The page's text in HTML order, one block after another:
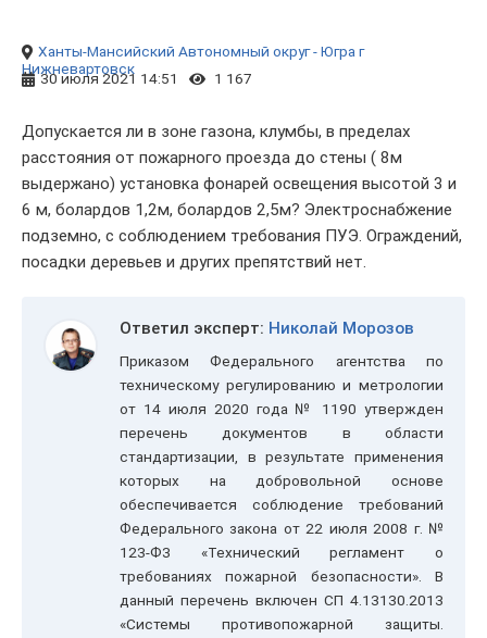
Ханты-Мансийский Автономный округ - Югра г
Нижневартовск
30 июля 2021 14:51 1 167
Допускается ли в зоне газона, клумбы, в пределах
расстояния от пожарного проезда до стены ( 8м
выдержано) установка фонарей освещения высотой 3 и
6 м, болардов 1,2м, болардов 2,5м? Электроснабжение
подземно, с соблюдением требования ПУЭ. Ограждений,
посадки деревьев и других препятствий нет.
Ответил эксперт: Николай Морозов
Приказом Федерального агентства по
техническому регулированию и метрологии
от 14 июля 2020 года № 1190 утвержден
перечень документов в области
стандартизации, в результате применения
которых на добровольной основе
обеспечивается соблюдение требований
Федерального закона от 22 июля 2008 г. №
123-ФЗ «Технический регламент о
требованиях пожарной безопасности». В
данный перечень включен СП 4.13130.2013
«Системы противопожарной защиты.